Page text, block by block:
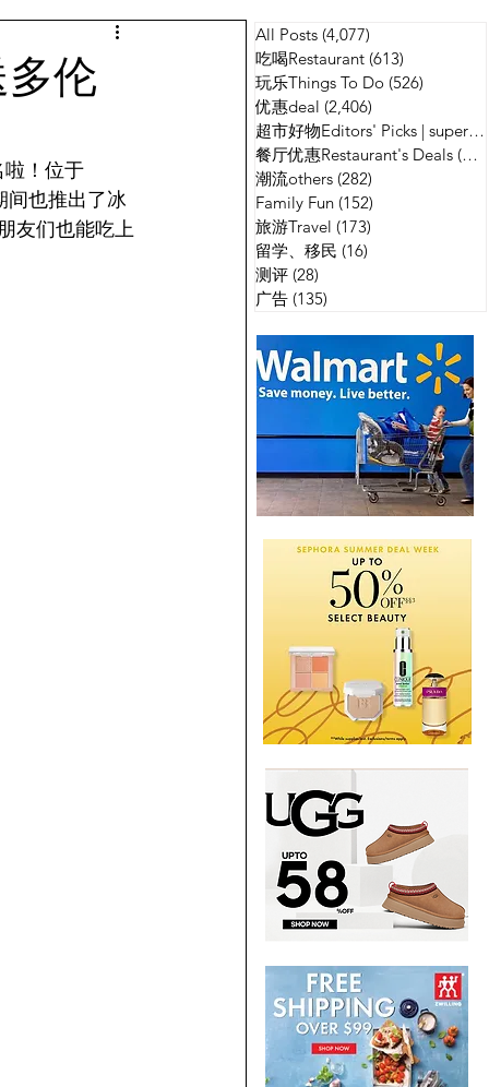
广告
伦
啦！位于
间也推出了冰
友们也能吃上
All Posts (4,077)
吃喝Restaurant (613)
玩乐Things To Do (526)
优惠deal (2,406)
超市好物Editors' Picks | supermarket
餐厅优惠Restaurant's Deals (134)
潮流others (282)
Family Fun (152)
旅游Travel (173)
留学、移民 (16)
测评 (28)
广告 (135)